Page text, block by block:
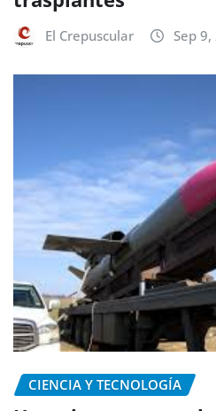
El Crepuscular Sep 9,
CIENCIA Y TECNOLOGÍA